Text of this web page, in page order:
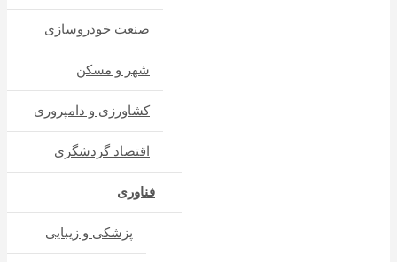
صنعت خودروسازی
شهر و مسکن
کشاورزی و دامپروری
اقتصاد گردشگری
فناوری
پزشکی و زیبایی